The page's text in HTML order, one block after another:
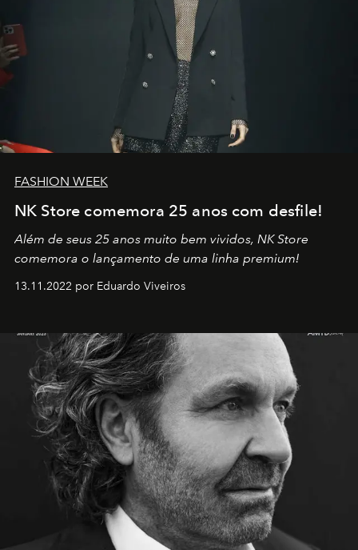
FASHION WEEK
NK Store comemora 25 anos com desfile!
Além de seus 25 anos muito bem vividos, NK Store
comemora o lançamento de uma linha premium!
13.11.2022 por Eduardo Viveiros